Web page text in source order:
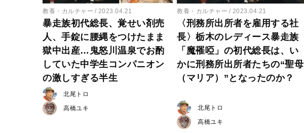
教養・カルチャー 2023.04.21
暴走族初代総長、覚せい剤売
人、手錠に腰縄をつけたまま
獄中出産…鬼怒川温泉でお酌
していた中学生コンパニオン
の激しすぎる半生
北尾トロ
高橋ユキ
教養・カルチャー 2023.04.21
〈刑務所出所者を雇用する社
長〉栃木のレディース暴走族
「魔罹啞」の初代総長は、い
かに刑務所出所者たちの“聖母
（マリア）”となったのか？
北尾トロ
高橋ユキ